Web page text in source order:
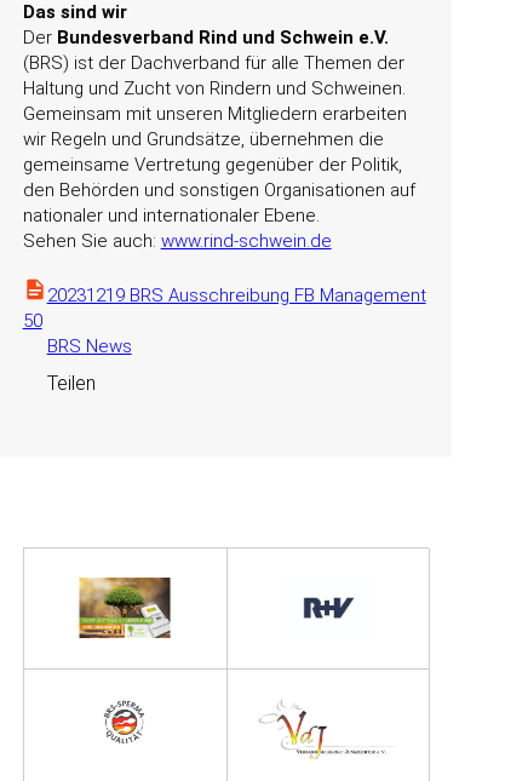
Das sind wir
Der Bundesverband Rind und Schwein e.V.
(BRS) ist der Dachverband für alle Themen der
Haltung und Zucht von Rindern und Schweinen.
Gemeinsam mit unseren Mitgliedern erarbeiten
wir Regeln und Grundsätze, übernehmen die
gemeinsame Vertretung gegenüber der Politik,
den Behörden und sonstigen Organisationen auf
nationaler und internationaler Ebene.
Sehen Sie auch: www.rind-schwein.de
20231219 BRS Ausschreibung FB Management
50
BRS News
Teilen